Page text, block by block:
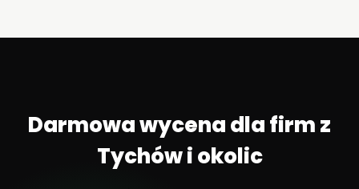
Darmowa wycena dla firm z
Tychów i okolic